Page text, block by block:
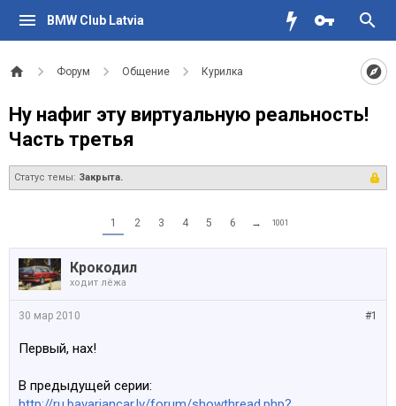
BMW Club Latvia
Форум Общение Курилка
Ну нафиг эту виртуальную реальность!
Часть третья
Статус темы: Закрыта.
1 2 3 4 5 6 → 1001
Крокодил
ходит лёжа
#1
30 мар 2010
Первый, нах!
В предыдущей серии: